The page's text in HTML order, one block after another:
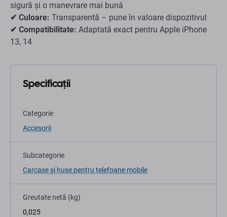
sigură și o manevrare mai bună
✔ Culoare: Transparentă – pune în valoare dispozitivul
✔ Compatibilitate: Adaptată exact pentru Apple iPhone
13, 14
Specificații
Categorie
Accesorii
Subcategorie
Carcase și huse pentru telefoane mobile
Greutate netă (kg)
0,025